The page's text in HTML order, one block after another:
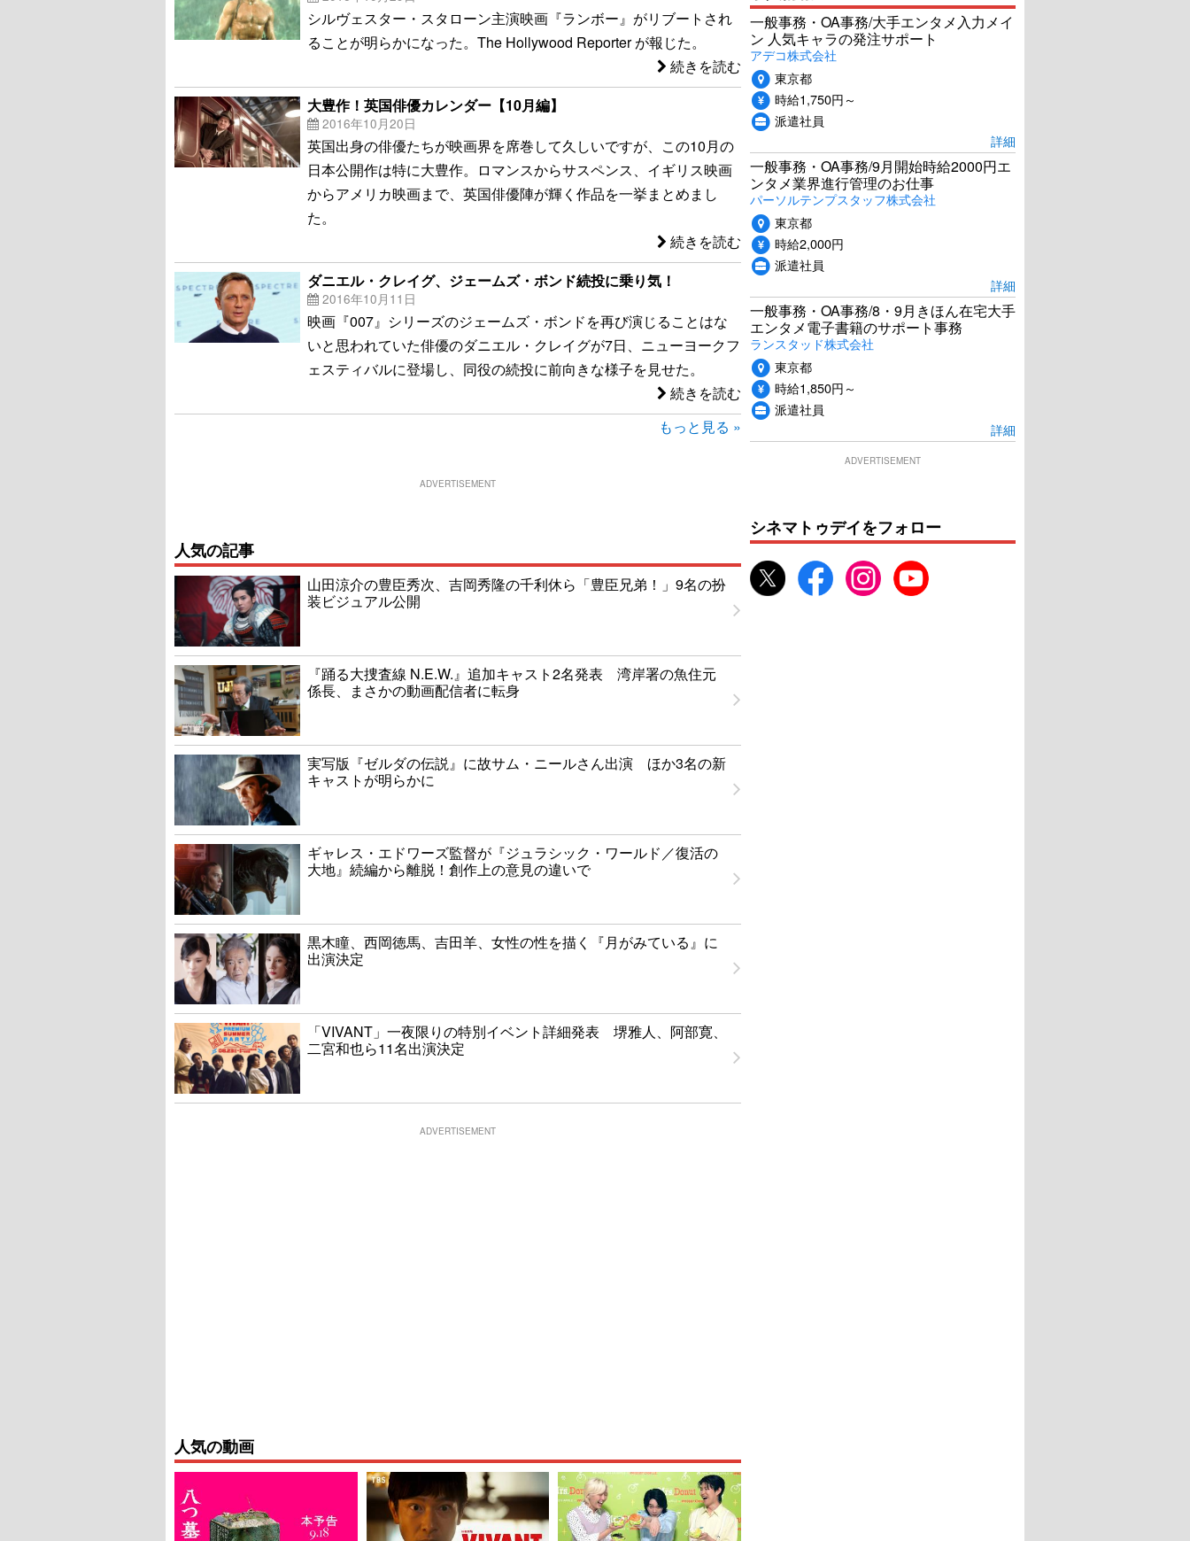
シルヴェスター・スタローン主演映画『ランボー』がリブートされ
ることが明らかになった。The Hollywood Reporter が報じた。
続きを読む
大豊作！英国俳優カレンダー【10月編】
2016年10月20日
英国出身の俳優たちが映画界を席巻して久しいですが、この10月の
日本公開作は特に大豊作。ロマンスからサスペンス、イギリス映画
からアメリカ映画まで、英国俳優陣が輝く作品を一挙まとめまし
た。
続きを読む
ダニエル・クレイグ、ジェームズ・ボンド続投に乗り気！
2016年10月11日
映画『007』シリーズのジェームズ・ボンドを再び演じることはな
いと思われていた俳優のダニエル・クレイグが7日、ニューヨークフ
ェスティバルに登場し、同役の続投に前向きな様子を見せた。
続きを読む
もっと見る »
ADVERTISEMENT
人気の記事
山田涼介の豊臣秀次、吉岡秀隆の千利休ら「豊臣兄弟！」9名の扮
装ビジュアル公開
『踊る大捜査線 N.E.W.』追加キャスト2名発表 湾岸署の魚住元
係長、まさかの動画配信者に転身
実写版『ゼルダの伝説』に故サム・ニールさん出演 ほか3名の新
キャストが明らかに
ギャレス・エドワーズ監督が『ジュラシック・ワールド／復活の
大地』続編から離脱！創作上の意見の違いで
黒木瞳、西岡徳馬、吉田羊、女性の性を描く『月がみている』に
出演決定
「VIVANT」一夜限りの特別イベント詳細発表 堺雅人、阿部寛、
二宮和也ら11名出演決定
ADVERTISEMENT
人気の動画
一般事務・OA事務/大手エンタメ入力メイ
ン 人気キャラの発注サポート
アデコ株式会社
東京都
時給1,750円～
派遣社員
詳細
一般事務・OA事務/9月開始時給2000円エ
ンタメ業界進行管理のお仕事
パーソルテンプスタッフ株式会社
東京都
時給2,000円
派遣社員
詳細
一般事務・OA事務/8・9月きほん在宅大手
エンタメ電子書籍のサポート事務
ランスタッド株式会社
東京都
時給1,850円～
派遣社員
詳細
ADVERTISEMENT
シネマトゥデイをフォロー